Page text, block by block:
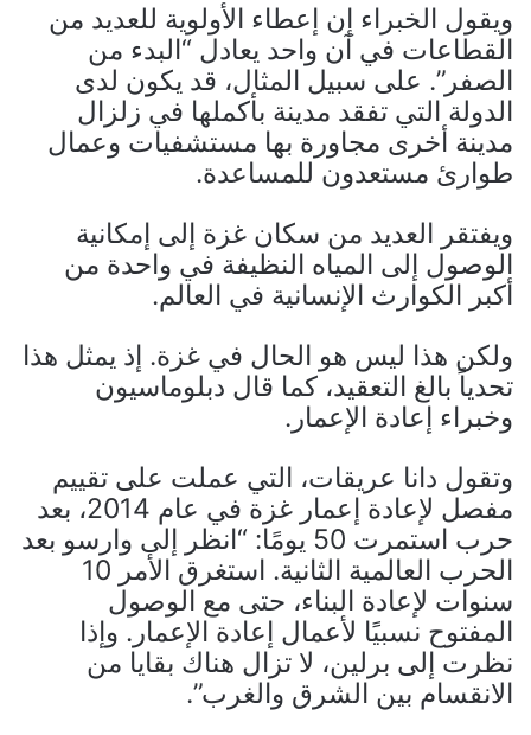
ويقول الخبراء إن إعطاء الأولوية للعديد من
القطاعات في آن واحد يعادل “البدء من
الصفر”. على سبيل المثال، قد يكون لدى
الدولة التي تفقد مدينة بأكملها في زلزال
مدينة أخرى مجاورة بها مستشفيات وعمال
طوارئ مستعدون للمساعدة.
ويفتقر العديد من سكان غزة إلى إمكانية
الوصول إلى المياه النظيفة في واحدة من
أكبر الكوارث الإنسانية في العالم.
ولكن هذا ليس هو الحال في غزة. إذ يمثل هذا
تحدياً بالغ التعقيد، كما قال دبلوماسيون
وخبراء إعادة الإعمار.
وتقول دانا عريقات، التي عملت على تقييم
مفصل لإعادة إعمار غزة في عام 2014، بعد
حرب استمرت 50 يومًا: “انظر إلى وارسو بعد
الحرب العالمية الثانية. استغرق الأمر 10
سنوات لإعادة البناء، حتى مع الوصول
المفتوح نسبيًا لأعمال إعادة الإعمار. وإذا
نظرت إلى برلين، لا تزال هناك بقايا من
الانقسام بين الشرق والغرب”.